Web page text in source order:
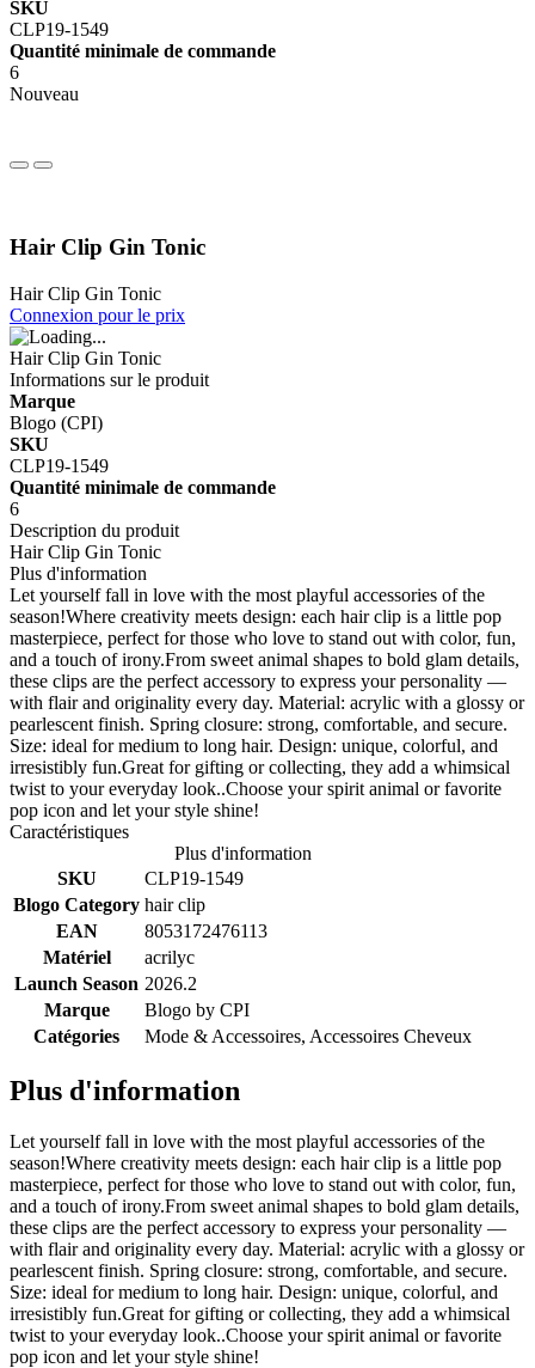
SKU
CLP19-1549
Quantité minimale de commande
6
Nouveau
Hair Clip Gin Tonic
Hair Clip Gin Tonic
Connexion pour le prix
Hair Clip Gin Tonic
Informations sur le produit
Marque
Blogo (CPI)
SKU
CLP19-1549
Quantité minimale de commande
6
Description du produit
Hair Clip Gin Tonic
Plus d'information
Let yourself fall in love with the most playful accessories of the
season!Where creativity meets design: each hair clip is a little pop
masterpiece, perfect for those who love to stand out with color, fun,
and a touch of irony.From sweet animal shapes to bold glam details,
these clips are the perfect accessory to express your personality —
with flair and originality every day. Material: acrylic with a glossy or
pearlescent finish. Spring closure: strong, comfortable, and secure.
Size: ideal for medium to long hair. Design: unique, colorful, and
irresistibly fun.Great for gifting or collecting, they add a whimsical
twist to your everyday look..Choose your spirit animal or favorite
pop icon and let your style shine!
Caractéristiques
Plus d'information
SKU
CLP19-1549
Blogo Category hair clip
EAN
8053172476113
Matériel
acrilyc
Launch Season 2026.2
Marque
Blogo by CPI
Catégories
Mode & Accessoires, Accessoires Cheveux
Plus d'information
Let yourself fall in love with the most playful accessories of the
season!Where creativity meets design: each hair clip is a little pop
masterpiece, perfect for those who love to stand out with color, fun,
and a touch of irony.From sweet animal shapes to bold glam details,
these clips are the perfect accessory to express your personality —
with flair and originality every day. Material: acrylic with a glossy or
pearlescent finish. Spring closure: strong, comfortable, and secure.
Size: ideal for medium to long hair. Design: unique, colorful, and
irresistibly fun.Great for gifting or collecting, they add a whimsical
twist to your everyday look..Choose your spirit animal or favorite
pop icon and let your style shine!